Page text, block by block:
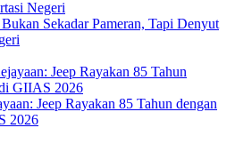
Sekadar Pameran, Tapi Denyut
Jeep Rayakan 85 Tahun dengan
2026